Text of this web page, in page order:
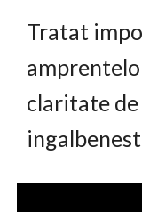
Tratat
claritate de